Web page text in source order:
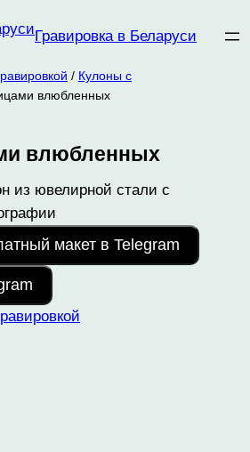
Гравировка в Беларуси
/ Кулоны с
влюбленных
влюбленных
из ювелирной стали с
макет в Telegram